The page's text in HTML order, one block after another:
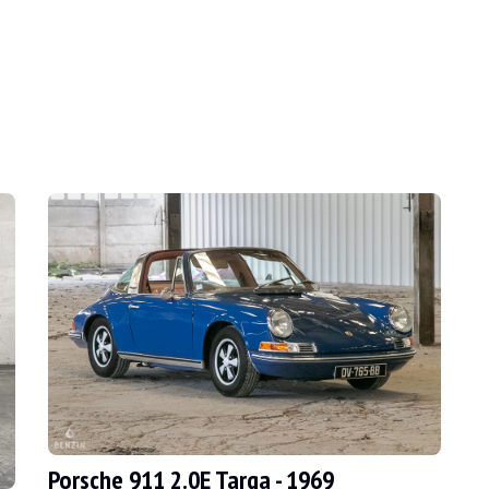
für Sie. Mit seiner Macadamia-Lackierung
Porsche 911 2.0E Targa - 1969